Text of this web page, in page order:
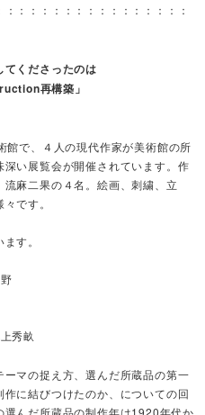
：：：：：：：：：：：：：：：
てくださったのは
再構築」
で、４人の現代作家が美術館の所
い展覧会が開催されています。作
麻二果の４名。絵画、刺繍、立
です。
す。
秀畝
マの捉え方、選んだ所蔵品の第一
に結びつけたのか、についての回
んだ所蔵品の制作年は1920年代か